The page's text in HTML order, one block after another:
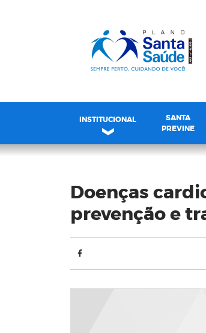
INSTITUCIONAL
SANTA
PREVINE
Blog
Doenças
prevenção e